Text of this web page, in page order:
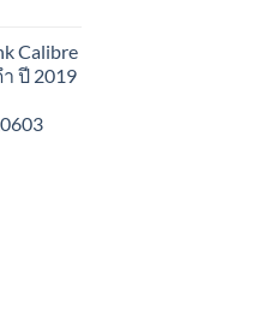
Calibre
ปี 2019